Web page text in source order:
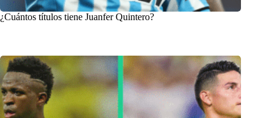
¿Cuántos títulos tiene Juanfer Quintero?